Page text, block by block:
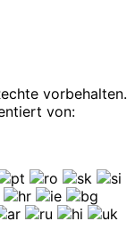
vorbehalten.
von: